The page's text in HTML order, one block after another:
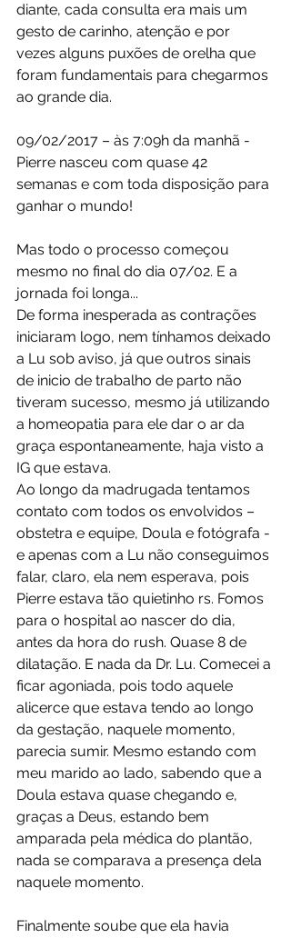
diante, cada consulta era mais um
gesto de carinho, atenção e por
vezes alguns puxões de orelha que
foram fundamentais para chegarmos
ao grande dia.
09/02/2017 – às 7:09h da manhã -
Pierre nasceu com quase 42
semanas e com toda disposição para
ganhar o mundo!
Mas todo o processo começou
mesmo no final do dia 07/02. E a
jornada foi longa...
De forma inesperada as contrações
iniciaram logo, nem tínhamos deixado
a Lu sob aviso, já que outros sinais
de inicio de trabalho de parto não
tiveram sucesso, mesmo já utilizando
a homeopatia para ele dar o ar da
graça espontaneamente, haja visto a
IG que estava.
Ao longo da madrugada tentamos
contato com todos os envolvidos –
obstetra e equipe, Doula e fotógrafa -
e apenas com a Lu não conseguimos
falar, claro, ela nem esperava, pois
Pierre estava tão quietinho rs. Fomos
para o hospital ao nascer do dia,
antes da hora do rush. Quase 8 de
dilatação. E nada da Dr. Lu. Comecei a
ficar agoniada, pois todo aquele
alicerce que estava tendo ao longo
da gestação, naquele momento,
parecia sumir. Mesmo estando com
meu marido ao lado, sabendo que a
Doula estava quase chegando e,
graças a Deus, estando bem
amparada pela médica do plantão,
nada se comparava a presença dela
naquele momento.
Finalmente soube que ela havia